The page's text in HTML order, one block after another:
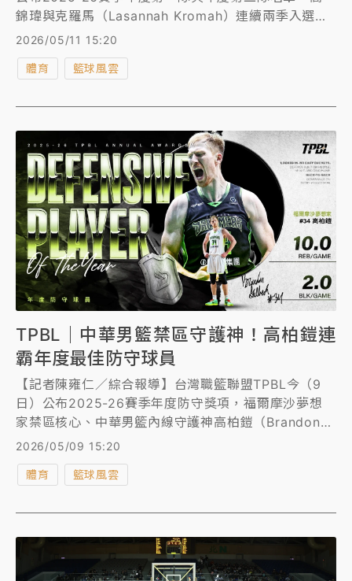
錦瑋與克羅馬（Lasannah Kromah）連續兩季入選年
度第一隊，蘇文儒則連兩季入選年度第二隊，再次展現
2026/05/11 15:20
體育 籃球風雲
TPBL｜中華男籃禁區守護神！高柏鎧連
霸年度最佳防守球員
【記者陳雍仁／綜合報導】台灣職籃聯盟TPBL今（9
日）公布2025-26賽季年度防守獎項，福爾摩沙夢想
家禁區核心、中華男籃內線守護神高柏鎧（Brandon
Gilbeck）再度榮膺年度防守球員（DPOY），連續兩
季站上聯盟防守之巔。
2026/05/09 15:20
體育 籃球風雲